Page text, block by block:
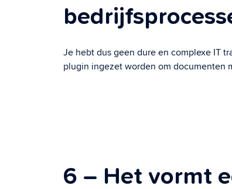
Je hebt dus geen dure en complexe IT
plugin ingezet worden om documenten
6 – Het vormt